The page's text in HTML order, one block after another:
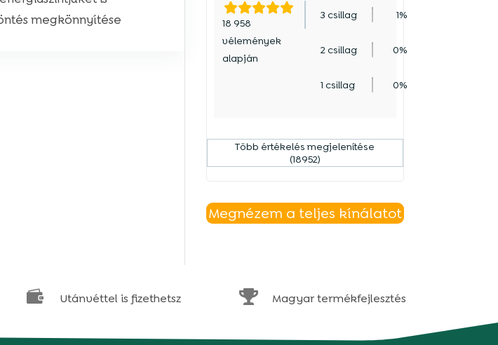
megkönnyítése
18 958
vélemények
alapján
3 csillag 1%
2 csillag 0%
1 csillag 0%
Több értékelés megjelenítése
(18952)
Megnézem a teljes kínálatot
 Utánvéttel is fizethetsz  Magyar termékfejlesztés